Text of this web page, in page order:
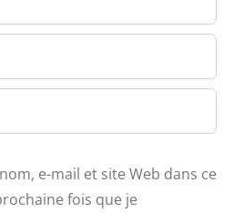
e-mail et site Web dans ce
fois que je